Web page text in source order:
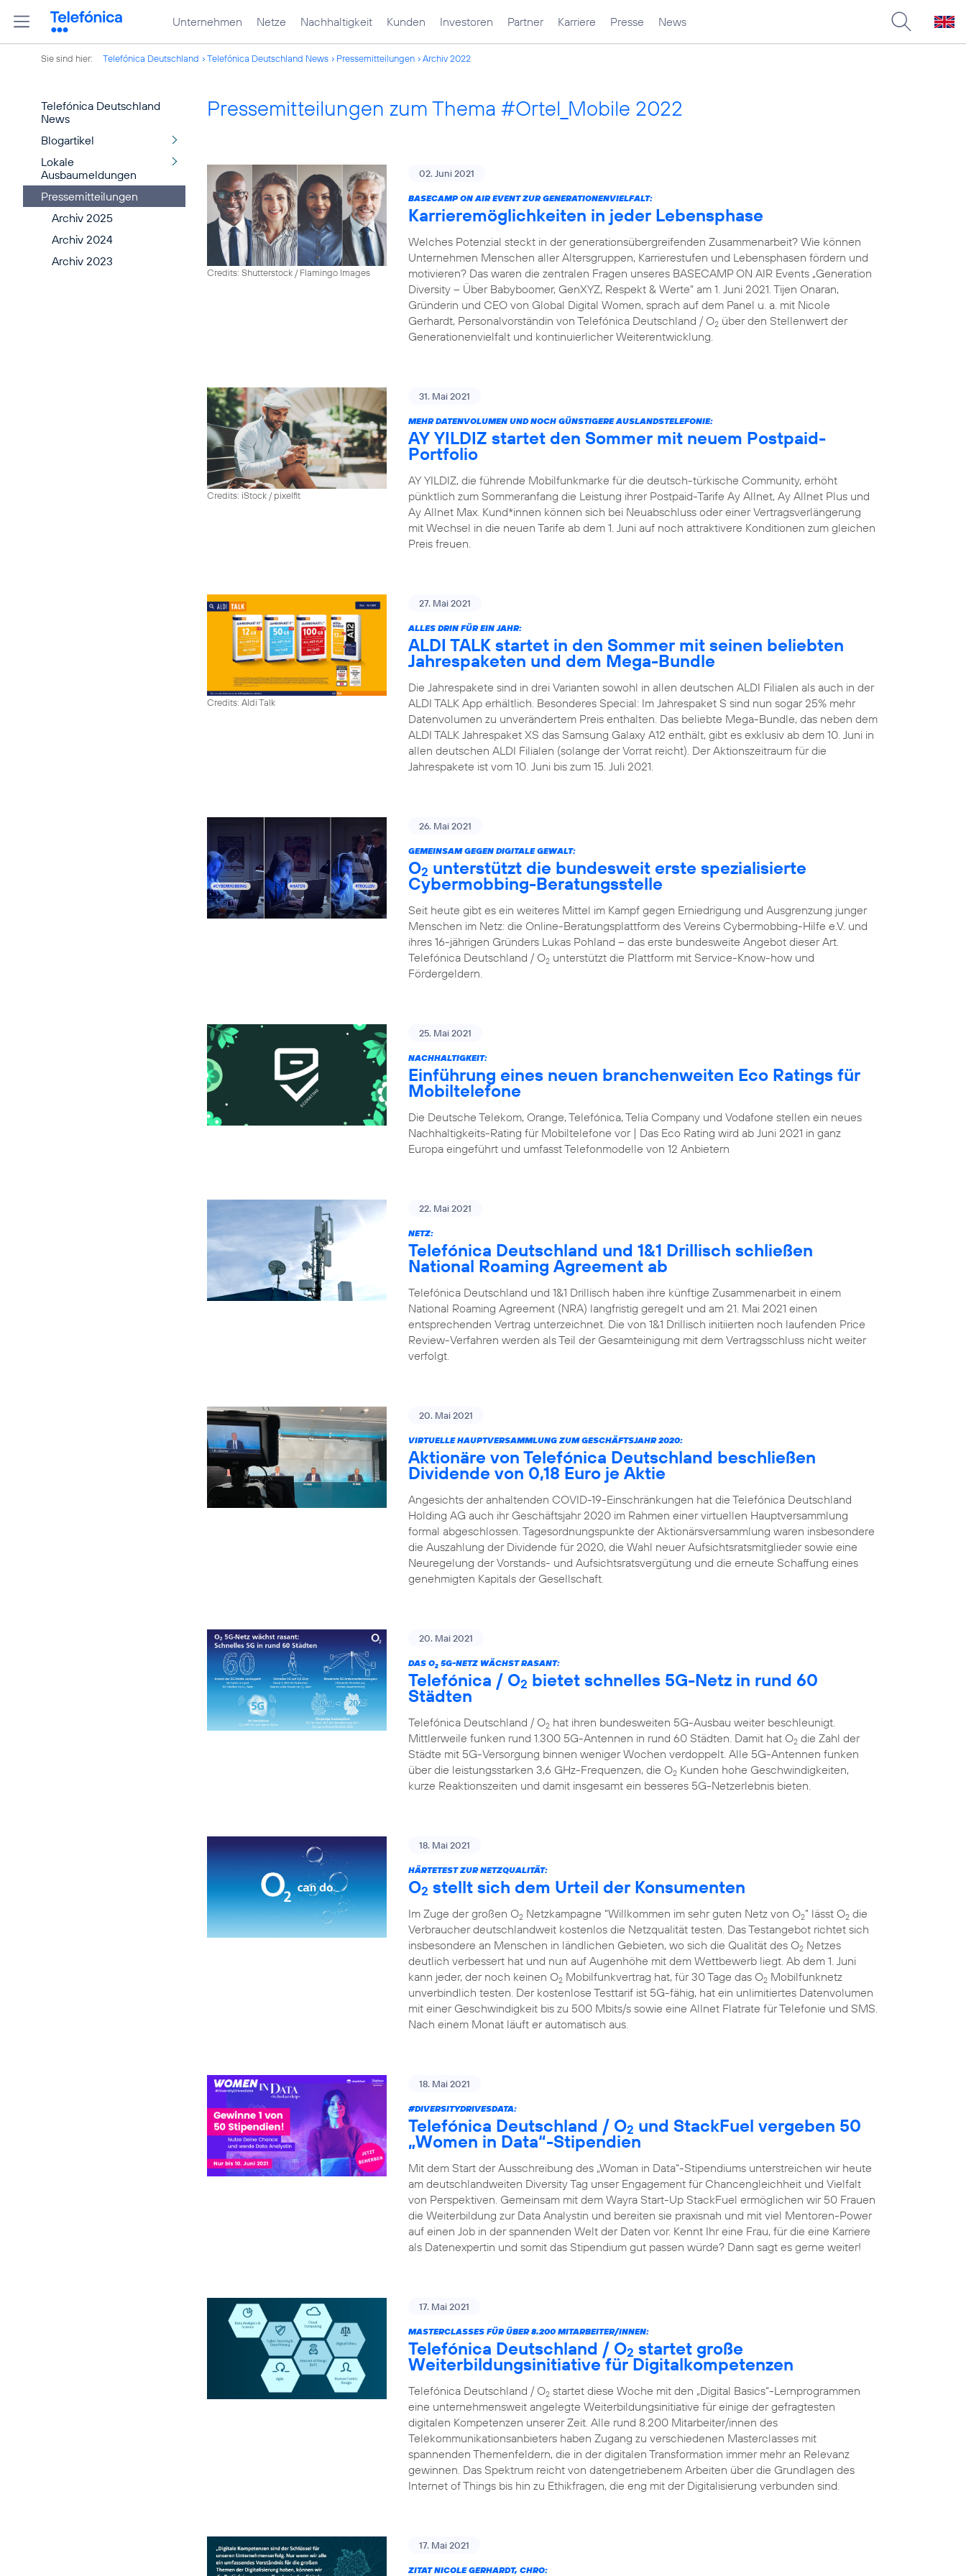
Unternehmen Netze Nachhaltigkeit Kunden Investoren Partner Karriere Presse News
Sie sind hier: Telefónica Deutschland Telefónica Deutschland News Pressemitteilungen Archiv 2022
Telefónica Deutschland
News
Blogartikel
Lokale
Ausbaumeldungen
Pressemitteilungen
Archiv 2025
Archiv 2024
Archiv 2023
Pressemitteilungen zum Thema #Ortel_Mobile 2022
Credits: Shutterstock / Flamingo Images
02. Juni 2021
BASECAMP ON AIR EVENT ZUR GENERATIONENVIELFALT:
Karrieremöglichkeiten in jeder Lebensphase
Welches Potenzial steckt in der generationsübergreifenden Zusammenarbeit? Wie können
Unternehmen Menschen aller Altersgruppen, Karrierestufen und Lebensphasen fördern und
motivieren? Das waren die zentralen Fragen unseres BASECAMP ON AIR Events „Generation
Diversity – Über Babyboomer, GenXYZ, Respekt & Werte“ am 1. Juni 2021. Tijen Onaran,
Gründerin und CEO von Global Digital Women, sprach auf dem Panel u. a. mit Nicole
Gerhardt, Personalvorständin von Telefónica Deutschland / O2 über den Stellenwert der
Generationenvielfalt und kontinuierlicher Weiterentwicklung.
Credits: iStock / pixelfit
31. Mai 2021
MEHR DATENVOLUMEN UND NOCH GÜNSTIGERE AUSLANDSTELEFONIE:
AY YILDIZ startet den Sommer mit neuem Postpaid-
Portfolio
AY YILDIZ, die führende Mobilfunkmarke für die deutsch-türkische Community, erhöht
pünktlich zum Sommeranfang die Leistung ihrer Postpaid-Tarife Ay Allnet, Ay Allnet Plus und
Ay Allnet Max. Kund*innen können sich bei Neuabschluss oder einer Vertragsverlängerung
mit Wechsel in die neuen Tarife ab dem 1. Juni auf noch attraktivere Konditionen zum gleichen
Preis freuen.
Credits: Aldi Talk
27. Mai 2021
ALLES DRIN FÜR EIN JAHR:
ALDI TALK startet in den Sommer mit seinen beliebten
Jahrespaketen und dem Mega-Bundle
Die Jahrespakete sind in drei Varianten sowohl in allen deutschen ALDI Filialen als auch in der
ALDI TALK App erhältlich. Besonderes Special: Im Jahrespaket S sind nun sogar 25% mehr
Datenvolumen zu unverändertem Preis enthalten. Das beliebte Mega-Bundle, das neben dem
ALDI TALK Jahrespaket XS das Samsung Galaxy A12 enthält, gibt es exklusiv ab dem 10. Juni in
allen deutschen ALDI Filialen (solange der Vorrat reicht). Der Aktionszeitraum für die
Jahrespakete ist vom 10. Juni bis zum 15. Juli 2021.
26. Mai 2021
GEMEINSAM GEGEN DIGITALE GEWALT:
O2 unterstützt die bundesweit erste spezialisierte
Cybermobbing-Beratungsstelle
Seit heute gibt es ein weiteres Mittel im Kampf gegen Erniedrigung und Ausgrenzung junger
Menschen im Netz: die Online-Beratungsplattform des Vereins Cybermobbing-Hilfe e.V. und
ihres 16-jährigen Gründers Lukas Pohland – das erste bundesweite Angebot dieser Art.
Telefónica Deutschland / O2 unterstützt die Plattform mit Service-Know-how und
Fördergeldern.
25. Mai 2021
NACHHALTIGKEIT:
Einführung eines neuen branchenweiten Eco Ratings für
Mobiltelefone
Die Deutsche Telekom, Orange, Telefónica, Telia Company und Vodafone stellen ein neues
Nachhaltigkeits-Rating für Mobiltelefone vor | Das Eco Rating wird ab Juni 2021 in ganz
Europa eingeführt und umfasst Telefonmodelle von 12 Anbietern
22. Mai 2021
NETZ:
Telefónica Deutschland und 1&1 Drillisch schließen
National Roaming Agreement ab
Telefónica Deutschland und 1&1 Drillisch haben ihre künftige Zusammenarbeit in einem
National Roaming Agreement (NRA) langfristig geregelt und am 21. Mai 2021 einen
entsprechenden Vertrag unterzeichnet. Die von 1&1 Drillisch initiierten noch laufenden Price
Review-Verfahren werden als Teil der Gesamteinigung mit dem Vertragsschluss nicht weiter
verfolgt.
20. Mai 2021
VIRTUELLE HAUPTVERSAMMLUNG ZUM GESCHÄFTSJAHR 2020:
Aktionäre von Telefónica Deutschland beschließen
Dividende von 0,18 Euro je Aktie
Angesichts der anhaltenden COVID-19-Einschränkungen hat die Telefónica Deutschland
Holding AG auch ihr Geschäftsjahr 2020 im Rahmen einer virtuellen Hauptversammlung
formal abgeschlossen. Tagesordnungspunkte der Aktionärsversammlung waren insbesondere
die Auszahlung der Dividende für 2020, die Wahl neuer Aufsichtsratsmitglieder sowie eine
Neuregelung der Vorstands- und Aufsichtsratsvergütung und die erneute Schaffung eines
genehmigten Kapitals der Gesellschaft.
20. Mai 2021
DAS O2 5G-NETZ WÄCHST RASANT:
Telefónica / O2 bietet schnelles 5G-Netz in rund 60
Städten
Telefónica Deutschland / O2 hat ihren bundesweiten 5G-Ausbau weiter beschleunigt.
Mittlerweile funken rund 1.300 5G-Antennen in rund 60 Städten. Damit hat O2 die Zahl der
Städte mit 5G-Versorgung binnen weniger Wochen verdoppelt. Alle 5G-Antennen funken
über die leistungsstarken 3,6 GHz-Frequenzen, die O2 Kunden hohe Geschwindigkeiten,
kurze Reaktionszeiten und damit insgesamt ein besseres 5G-Netzerlebnis bieten.
18. Mai 2021
HÄRTETEST ZUR NETZQUALITÄT:
O2 stellt sich dem Urteil der Konsumenten
Im Zuge der großen O2 Netzkampagne “Willkommen im sehr guten Netz von O2” lässt O2 die
Verbraucher deutschlandweit kostenlos die Netzqualität testen. Das Testangebot richtet sich
insbesondere an Menschen in ländlichen Gebieten, wo sich die Qualität des O2 Netzes
deutlich verbessert hat und nun auf Augenhöhe mit dem Wettbewerb liegt. Ab dem 1. Juni
kann jeder, der noch keinen O2 Mobilfunkvertrag hat, für 30 Tage das O2 Mobilfunknetz
unverbindlich testen. Der kostenlose Testtarif ist 5G-fähig, hat ein unlimitiertes Datenvolumen
mit einer Geschwindigkeit bis zu 500 Mbits/s sowie eine Allnet Flatrate für Telefonie und SMS.
Nach einem Monat läuft er automatisch aus.
18. Mai 2021
#DIVERSITYDRIVESDATA:
Telefónica Deutschland / O2 und StackFuel vergeben 50
„Women in Data“-Stipendien
Mit dem Start der Ausschreibung des „Woman in Data“-Stipendiums unterstreichen wir heute
am deutschlandweiten Diversity Tag unser Engagement für Chancengleichheit und Vielfalt
von Perspektiven. Gemeinsam mit dem Wayra Start-Up StackFuel ermöglichen wir 50 Frauen
die Weiterbildung zur Data Analystin und bereiten sie praxisnah und mit viel Mentoren-Power
auf einen Job in der spannenden Welt der Daten vor. Kennt Ihr eine Frau, für die eine Karriere
als Datenexpertin und somit das Stipendium gut passen würde? Dann sagt es gerne weiter!
17. Mai 2021
MASTERCLASSES FÜR ÜBER 8.200 MITARBEITER/INNEN:
Telefónica Deutschland / O2 startet große
Weiterbildungsinitiative für Digitalkompetenzen
Telefónica Deutschland / O2 startet diese Woche mit den „Digital Basics“-Lernprogrammen
eine unternehmensweit angelegte Weiterbildungsinitiative für einige der gefragtesten
digitalen Kompetenzen unserer Zeit. Alle rund 8.200 Mitarbeiter/innen des
Telekommunikationsanbieters haben Zugang zu verschiedenen Masterclasses mit
spannenden Themenfeldern, die in der digitalen Transformation immer mehr an Relevanz
gewinnen. Das Spektrum reicht von datengetriebenem Arbeiten über die Grundlagen des
Internet of Things bis hin zu Ethikfragen, die eng mit der Digitalisierung verbunden sind.
17. Mai 2021
ZITAT NICOLE GERHARDT, CHRO: